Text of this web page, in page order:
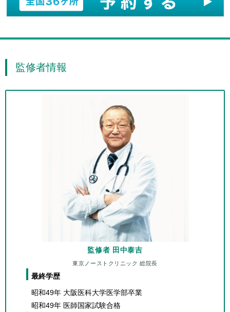
監修者情報
監修者 田中泰吉
東京ノーストクリニック 総院長
最終学歴
昭和49年 大阪医科大学医学部卒業
昭和49年 医師国家試験合格